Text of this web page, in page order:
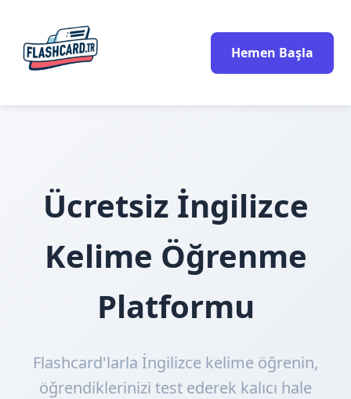
Hemen Başla
Ücretsiz İngilizce
Kelime Öğrenme
Platformu
Flashcard'larla İngilizce kelime öğrenin,
öğrendiklerinizi test ederek kalıcı hale